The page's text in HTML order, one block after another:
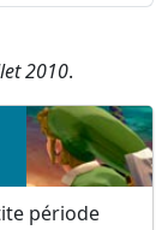
2010.
période